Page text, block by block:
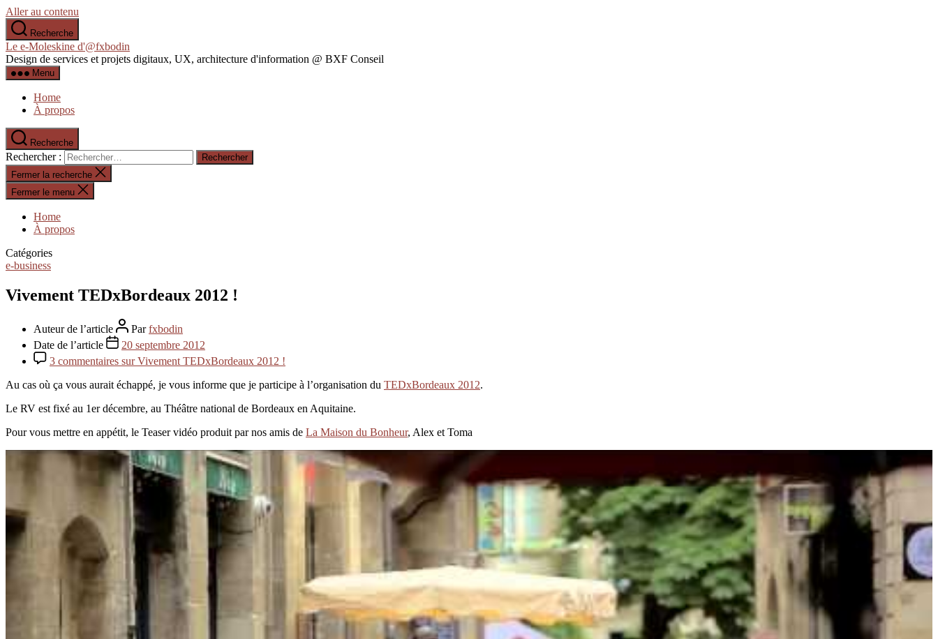
Aller au contenu
Recherche
Le e-Moleskine d'@fxbodin
Design de services et projets digitaux, UX, architecture d'information @ BXF Conseil
Menu
Home
À propos
Recherche
Rechercher :
Fermer la recherche
Fermer le menu
Home
À propos
Catégories
e-business
Vivement TEDxBordeaux 2012 !
Auteur de l’article Parfxbodin
Date de l’article
20 septembre 2012
3 commentaires sur Vivement TEDxBordeaux 2012 !
Au cas où ça vous aurait échappé, je vous informe que je participe à l’organisation du TEDxBordeaux 2012.
Le RV est fixé au 1er décembre, au Théâtre national de Bordeaux en Aquitaine.
Pour vous mettre en appétit, le Teaser vidéo produit par nos amis de La Maison du Bonheur, Alex et Toma